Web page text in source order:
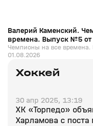
Валерий Каменский.
времена. Выпуск №5
Чемпионы на все
01.08.2026
Хоккей
30 апр 2025, 13:19
ХК «Торпедо»
Харламова с поста